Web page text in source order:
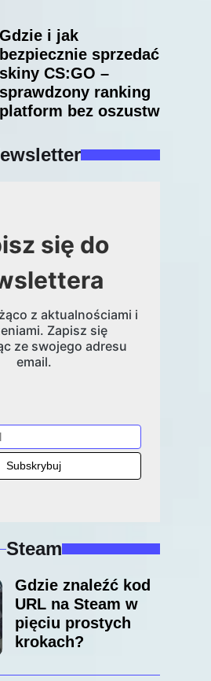
Gdzie i jak
bezpiecznie sprzedać
skiny CS:GO –
sprawdzony ranking
platform bez oszustw
się do
z aktualnościami i
Zapisz się
ze swojego adresu
email.
Steam
Gdzie znaleźć kod
URL na Steam w
pięciu prostych
krokach?